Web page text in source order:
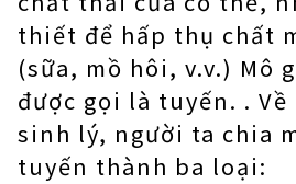
thiết để hấp thụ chất
(sữa, mồ hôi, v.v.) Mô
được gọi là tuyến. . Về
sinh lý, người ta chia
tuyến thành ba loại: